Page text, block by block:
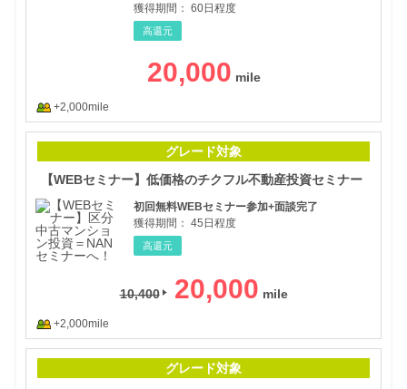
獲得期間： 60日程度
高還元
20,000
+2,000mile
グレード対象
【WEBセミナー】低価格のチクフル不動産投資セミナー
初回無料WEBセミナー参加+面談完了
獲得期間： 45日程度
高還元
10,400 20,000
+2,000mile
グレード対象